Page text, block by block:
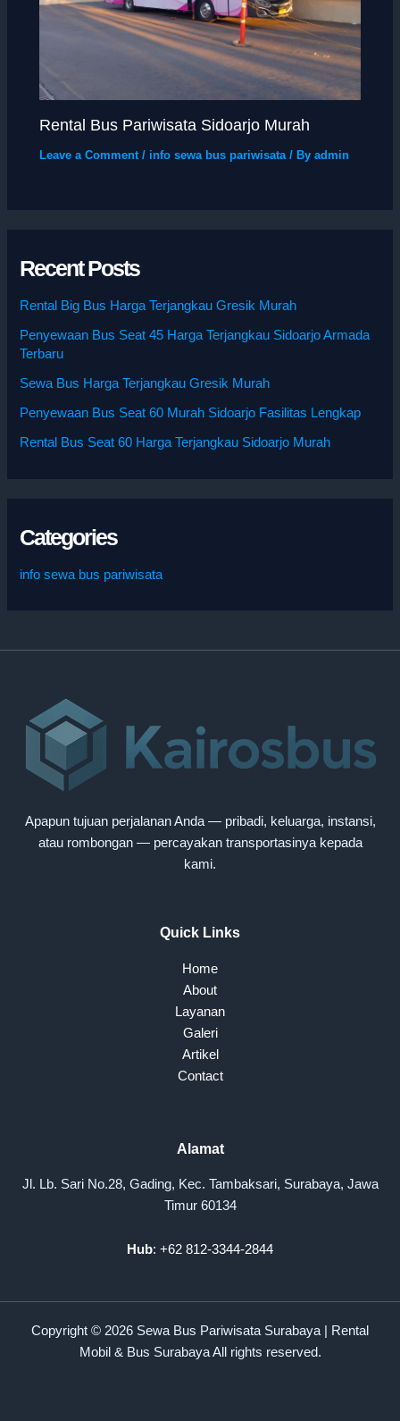
Rental Bus Pariwisata Sidoarjo Murah
Leave a Comment / info sewa bus pariwisata/ Byadmin
Recent Posts
Rental Big Bus Harga Terjangkau Gresik Murah
Penyewaan Bus Seat 45 Harga Terjangkau Sidoarjo Armada
Terbaru
Sewa Bus Harga Terjangkau Gresik Murah
Penyewaan Bus Seat 60 Murah Sidoarjo Fasilitas Lengkap
Rental Bus Seat 60 Harga Terjangkau Sidoarjo Murah
Categories
info sewa bus pariwisata
Apapun tujuan perjalanan Anda — pribadi, keluarga, instansi,
atau rombongan — percayakan transportasinya kepada
kami.
Quick Links
Home
About
Layanan
Galeri
Artikel
Contact
Alamat
Jl. Lb. Sari No.28, Gading, Kec. Tambaksari, Surabaya, Jawa
Timur 60134
Hub: +62 812-3344-2844
Copyright © 2026 Sewa Bus Pariwisata Surabaya | Rental
Mobil & Bus Surabaya All rights reserved.